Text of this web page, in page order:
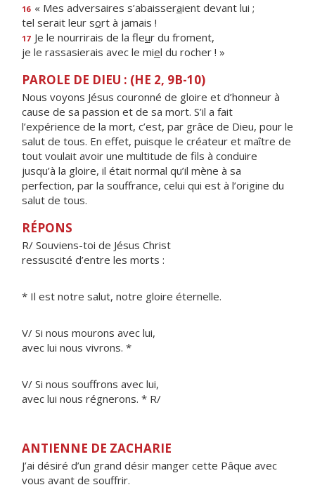
16 « Mes adversaires s’abaisseraient devant lui ;
tel serait leur sort à jamais !
17 Je le nourrirais de la fleur du froment,
je le rassasierais avec le miel du rocher ! »
PAROLE DE DIEU : (HE 2, 9B-10)
Nous voyons Jésus couronné de gloire et d’honneur à
cause de sa passion et de sa mort. S’il a fait
l’expérience de la mort, c’est, par grâce de Dieu, pour le
salut de tous. En effet, puisque le créateur et maître de
tout voulait avoir une multitude de fils à conduire
jusqu’à la gloire, il était normal qu’il mène à sa
perfection, par la souffrance, celui qui est à l’origine du
salut de tous.
RÉPONS
R/ Souviens-toi de Jésus Christ
ressuscité d’entre les morts :
* Il est notre salut, notre gloire éternelle.
V/ Si nous mourons avec lui,
avec lui nous vivrons. *
V/ Si nous souffrons avec lui,
avec lui nous régnerons. * R/
ANTIENNE DE ZACHARIE
J’ai désiré d’un grand désir manger cette Pâque avec
vous avant de souffrir.